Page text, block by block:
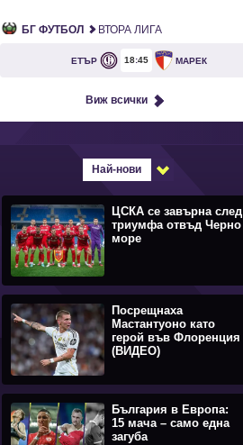
БГ ФУТБОЛ ВТОРА ЛИГА
ЕТЪР 18 45 МАРЕК
Виж всички
Най-нови
ЦСКА се завърна след
триумфа отвъд Черно
море
Посрещнаха
Мастантуоно като
герой във Флоренция
(ВИДЕО)
България в Европа:
15 мача – само една
загуба